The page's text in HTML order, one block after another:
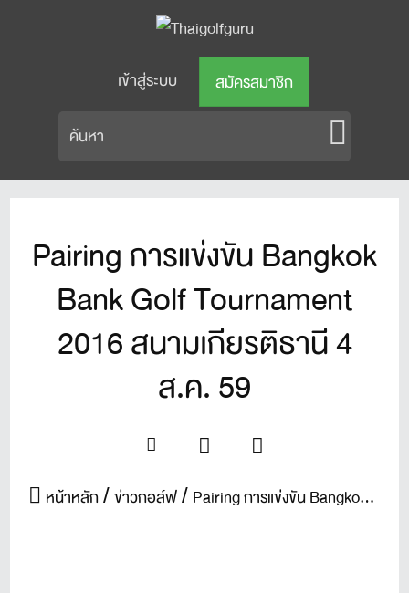
เข้าสู่ระบบ สมัครสมาชิก
Pairing การแข่งขัน Bangkok
Bank Golf Tournament
2016 สนามเกียรติธานี 4
ส.ค. 59
หน้าหลัก ข่าวกอล์ฟ Pairing การแข่งขัน Bangkok Bank Golf Tournament 2016 สนามเกียรติธานี 4 ส.ค. 59